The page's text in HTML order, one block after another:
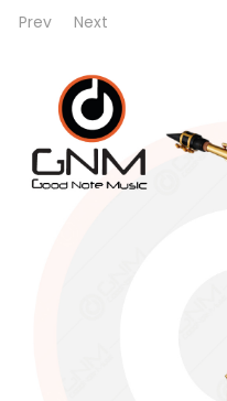
Prev
Next